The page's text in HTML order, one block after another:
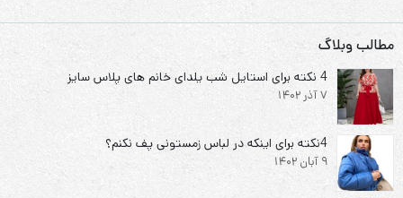
مطالب وبلاگ
4 نکته برای استایل شب یلدای خانم های پلاس سایز
7 آذر 1402
4نکته برای اینکه در لباس زمستونی پف نکنم؟
9 آبان 1402